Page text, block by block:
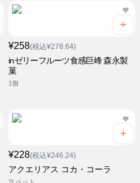
¥258(税込¥278.64)
inゼリーフルーツ食感巨峰 森永製
菓
1個
¥228(税込¥246.24)
アクエリアス コカ・コーラ